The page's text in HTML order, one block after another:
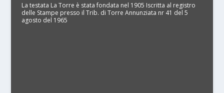
La testata La Torre è stata fondata nel 1905 Iscritta al registro
delle Stampe presso il Trib. di Torre Annunziata nr 41 del 5
agosto del 1965